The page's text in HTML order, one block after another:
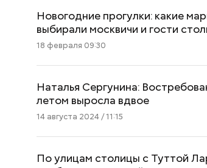
Новогодние прогулки: какие
выбирали москвичи и гости
18 февраля 09:30
Наталья Сергунина:
летом выросла вдвое
14 августа 2024 / 11:15
По улицам столицы с Туттой